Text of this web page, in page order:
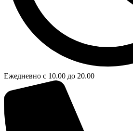
Ежедневно с 10.00 до 20.00